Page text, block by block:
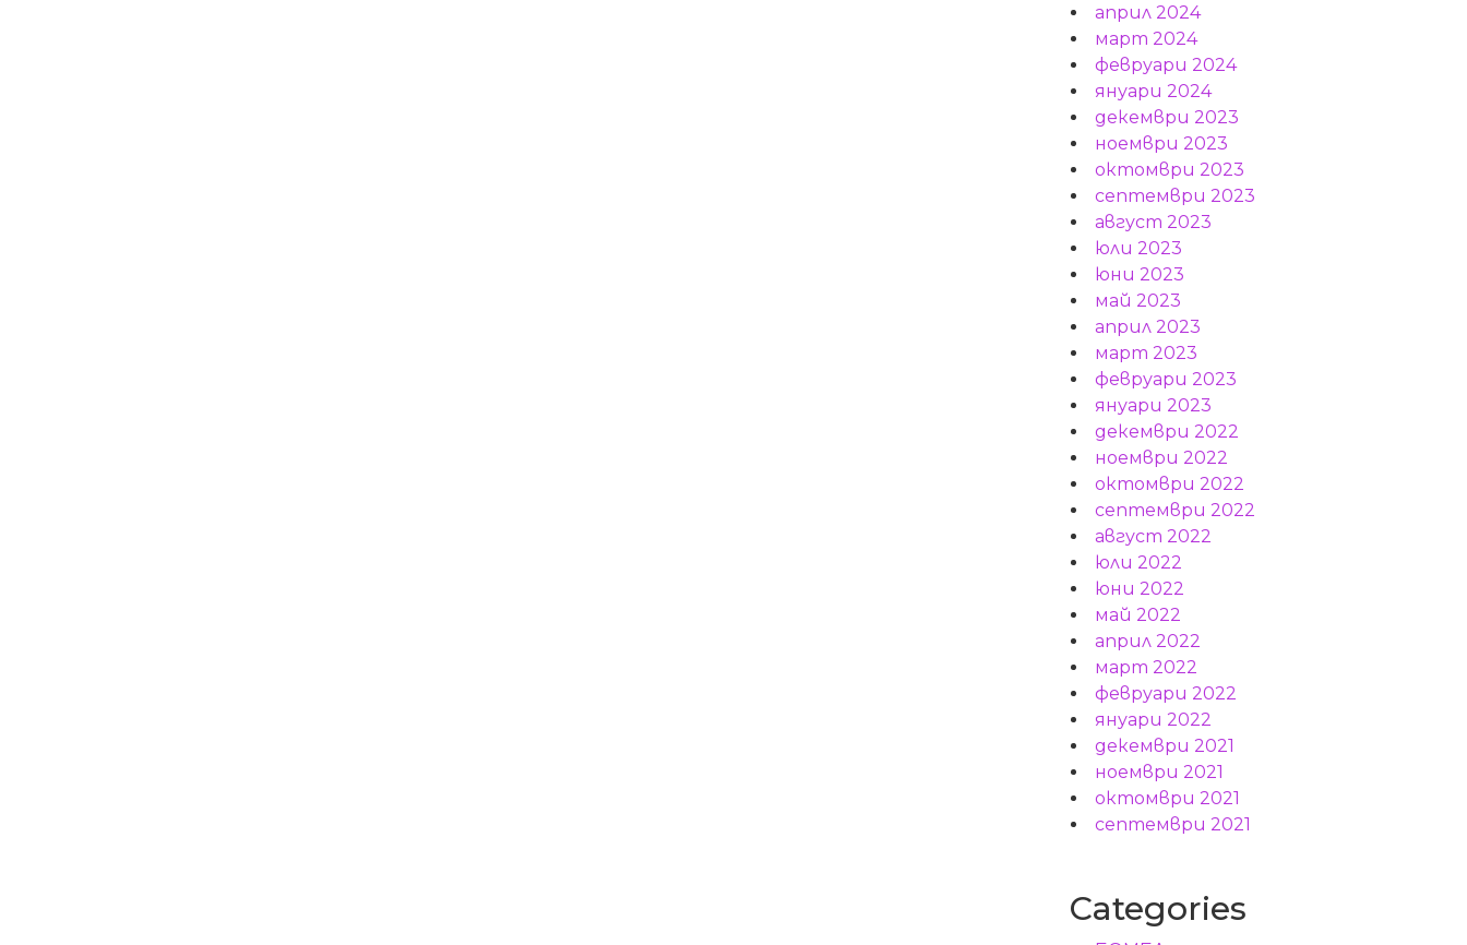
април 2024
март 2024
февруари 2024
януари 2024
декември 2023
ноември 2023
октомври 2023
септември 2023
август 2023
юли 2023
юни 2023
май 2023
април 2023
март 2023
февруари 2023
януари 2023
декември 2022
ноември 2022
октомври 2022
септември 2022
август 2022
юли 2022
юни 2022
май 2022
април 2022
март 2022
февруари 2022
януари 2022
декември 2021
ноември 2021
октомври 2021
септември 2021
Categories